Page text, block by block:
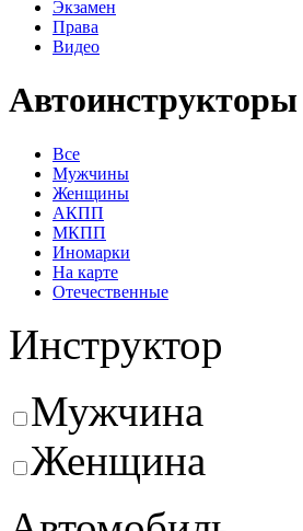
Экзамен
Права
Видео
Все
Мужчины
Женщины
АКПП
МКПП
Иномарки
На карте
Отечественные
Инструктор
Мужчина
Женщина